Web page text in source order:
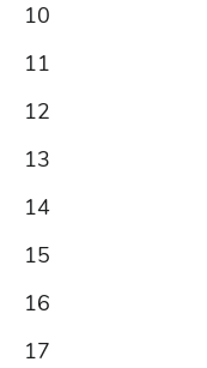
10
11
12
13
14
15
16
17